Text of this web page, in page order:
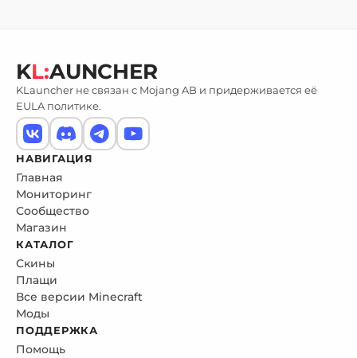
KL:AUNCHER
KLauncher не связан с Mojang AB и придерживается её
EULA политике.
НАВИГАЦИЯ
Главная
Мониторинг
Сообщество
Магазин
КАТАЛОГ
Скины
Плащи
Все версии Minecraft
Моды
ПОДДЕРЖКА
Помощь